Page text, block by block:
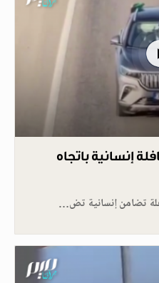
إنسانية باتجاه
تضامن إنسانية تض…